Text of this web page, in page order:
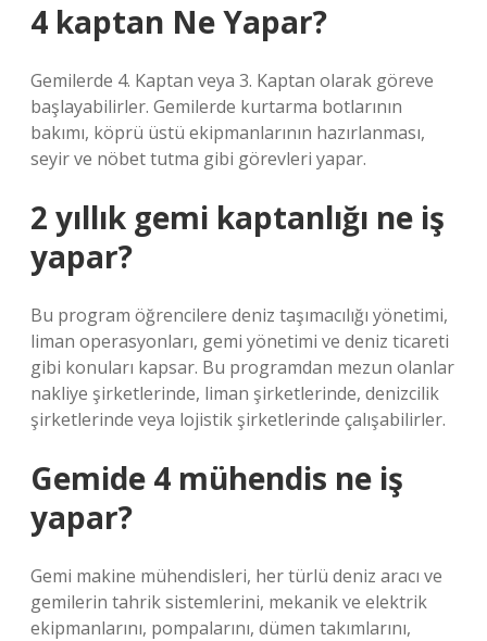
4 kaptan Ne Yapar?
Gemilerde 4. Kaptan veya 3. Kaptan olarak göreve
başlayabilirler. Gemilerde kurtarma botlarının
bakımı, köprü üstü ekipmanlarının hazırlanması,
seyir ve nöbet tutma gibi görevleri yapar.
2 yıllık gemi kaptanlığı ne iş
yapar?
Bu program öğrencilere deniz taşımacılığı yönetimi,
liman operasyonları, gemi yönetimi ve deniz ticareti
gibi konuları kapsar. Bu programdan mezun olanlar
nakliye şirketlerinde, liman şirketlerinde, denizcilik
şirketlerinde veya lojistik şirketlerinde çalışabilirler.
Gemide 4 mühendis ne iş
yapar?
Gemi makine mühendisleri, her türlü deniz aracı ve
gemilerin tahrik sistemlerini, mekanik ve elektrik
ekipmanlarını, pompalarını, dümen takımlarını,